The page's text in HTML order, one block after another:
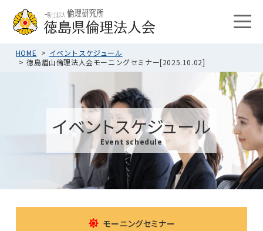
HOME
イベントスケジュール
徳島眉山倫理法人会モーニングセミナー[2025.10.02]
イベントスケジュール
Event schedule
モーニングセミナー